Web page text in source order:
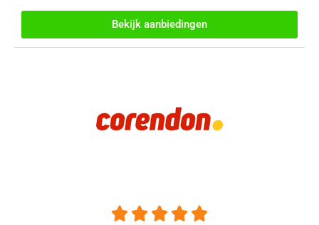
Bekijk aanbiedingen
    